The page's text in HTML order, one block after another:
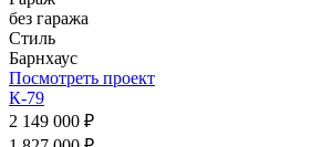
без гаража
Стиль
Барнхаус
Посмотреть проект
К-79
2 149 000 ₽